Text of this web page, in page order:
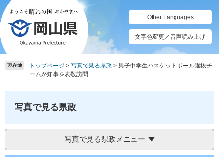
ペ
ー
ジ
の
先
頭
メ
ニ
ュ
ー
を
飛
Other Languages
文字色変更／音声読み上げ
現在地 トップページ > 写真で見る県政 > 男子中学生バスケットボール選抜チ
ームが知事を表敬訪問
写真で見る県政
写真で見る県政メニュー